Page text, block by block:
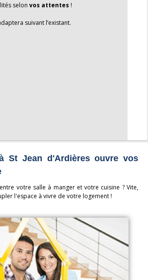
selon vos attentes !
suivant l’existant.
St Jean d'Ardières ouvre vos
votre salle à manger et votre cuisine ? Vite,
l'espace à vivre de votre logement !